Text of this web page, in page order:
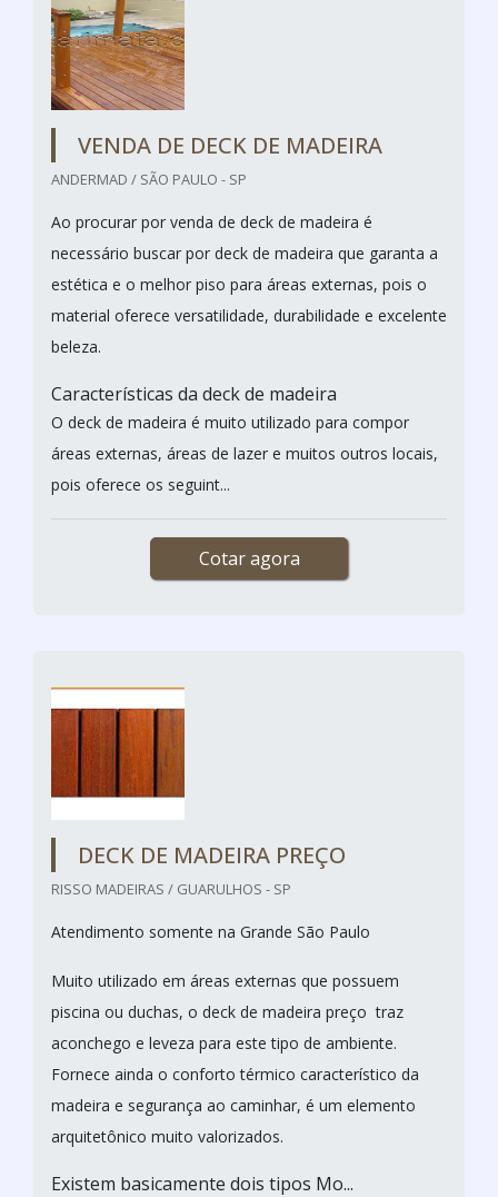
VENDA DE DECK DE MADEIRA
ANDERMAD / SÃO PAULO - SP
Ao procurar por venda de deck de madeira é
necessário buscar por deck de madeira que garanta a
estética e o melhor piso para áreas externas, pois o
material oferece versatilidade, durabilidade e excelente
beleza.
Características da deck de madeira
O deck de madeira é muito utilizado para compor
áreas externas, áreas de lazer e muitos outros locais,
pois oferece os seguint...
Cotar agora
DECK DE MADEIRA PREÇO
RISSO MADEIRAS / GUARULHOS - SP
Atendimento somente na Grande São Paulo
Muito utilizado em áreas externas que possuem
piscina ou duchas, o deck de madeira preço traz
aconchego e leveza para este tipo de ambiente.
Fornece ainda o conforto térmico característico da
madeira e segurança ao caminhar, é um elemento
arquitetônico muito valorizados.
Existem basicamente dois tipos Mo...